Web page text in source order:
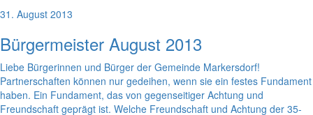
31. August 2013
Bürgermeister August 2013
Liebe Bürgerinnen und Bürger der Gemeinde Markersdorf!
Partnerschaften können nur gedeihen, wenn sie ein festes Fundament
haben. Ein Fundament, das von gegenseitiger Achtung und
Freundschaft geprägt ist. Welche Freundschaft und Achtung der 35-